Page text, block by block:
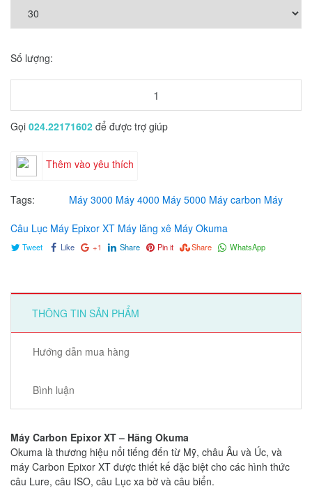
Số lượng:
Gọi 024.22171602 để được trợ giúp
Thêm vào yêu thích
Tags: Máy 3000 Máy 4000 Máy 5000 Máy carbon Máy
Câu Lục Máy Epixor XT Máy lăng xê Máy Okuma
Tweet Like +1 Share Pin it Share WhatsApp
THÔNG TIN SẢN PHẨM
Hướng dẫn mua hàng
Bình luận
Máy Carbon Epixor XT – Hãng Okuma
Okuma là thương hiệu nổi tiếng đến từ Mỹ, châu Âu và Úc, và
máy Carbon Epixor XT được thiết kế đặc biệt cho các hình thức
câu Lure, câu ISO, câu Lục xa bờ và câu biển.